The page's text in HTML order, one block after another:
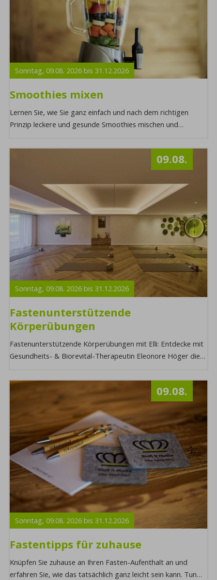
Sonntag,09.08. 2026 bis31.12.2026
Smoothies mixen
Lernen Sie, wie Sie ganz einfach und nach dem richtigen
Prinzip leckere und gesunde Smoothies mischen und
Sonntag,09.08. 2026 bis31.12.2026
09.08.
Fastenunterstützende
Körperübungen
Fastenunterstützende Körperübungen mit Elli: Entdecke mit
Gesundheits- & Biorevital-Therapeutin Eleonore Höger die
Sonntag,09.08. 2026 bis31.12.2026
09.08.
Fastentipps für zuhause
Knüpfen Sie zuhause an Ihren Fasten-Aufenthalt an und
erfahren Sie, wie das tatsächlich ganz leicht sein kann. Tun